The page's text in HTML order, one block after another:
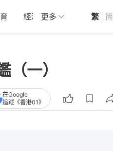
經濟 01深圳 觀點
更多 繁 简
一）
在Google
追蹤《香港01》